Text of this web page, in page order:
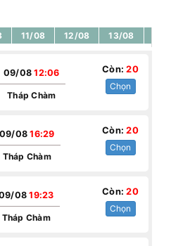
11/08 12/08 13/08
09/0812:06
Tháp Chàm
Còn:20
Chọn
09/0816:29
Tháp Chàm
Còn:20
Chọn
0819:23
Tháp Chàm
Còn:20
Chọn